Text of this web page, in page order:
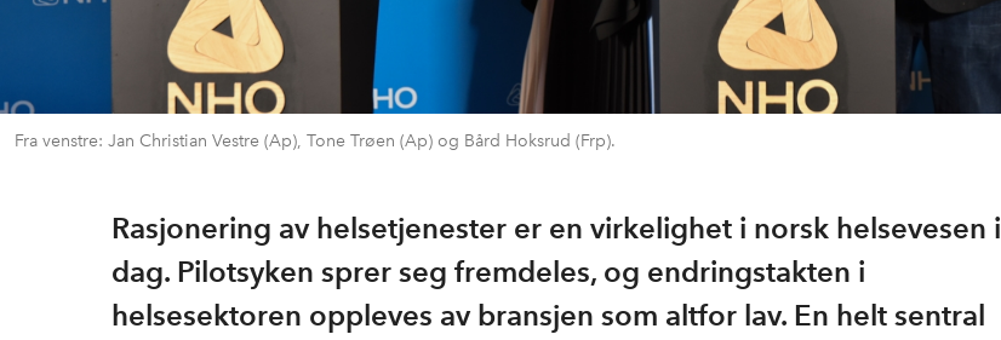
Fra venstre: Jan Christian Vestre (Ap), Tone Trøen (Ap) og Bård Hoksrud (Frp).
Rasjonering av helsetjenester er en virkelighet i norsk helsevesen i
dag. Pilotsyken sprer seg fremdeles, og endringstakten i
helsesektoren oppleves av bransjen som altfor lav. En helt sentral